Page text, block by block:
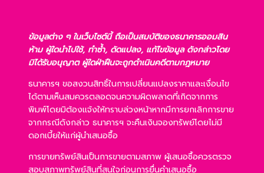
ข้อมูลต่าง ๆ ในเว็บไซต์นี้ ถือเป็นสมบัติของธนาคารออมสิน
ห้าม ผู้ใดนำไปใช้, ทำซ้ำ, ดัดแปลง, แก้ไขข้อมูล ดังกล่าวโดย
มิได้รับอนุญาต ผู้ใดฝ่าฝืนจะถูกดำเนินคดีตามกฎหมาย
ธนาคารฯ ขอสงวนสิทธิ์ในการเปลี่ยนแปลงราคาและเงื่อนไข
ได้ตามเห็นสมควรตลอดจนความผิดพลาดที่เกิดจากการ
พิมพ์โดยมิต้องแจ้งให้ทราบล่วงหน้าหากมีการยกเลิกการขาย
จากกรณีดังกล่าว ธนาคารฯ จะคืนเงินจองทรัพย์โดยไม่มี
ดอกเบี้ยให้แก่ผู้นำเสนอซื้อ
การขายทรัพย์สินเป็นการขายตามสภาพ ผู้เสนอซื้อควรตรวจ
สอบสภาพทรัพย์สินที่สนใจก่อนการยื่นคำเสนอซื้อ